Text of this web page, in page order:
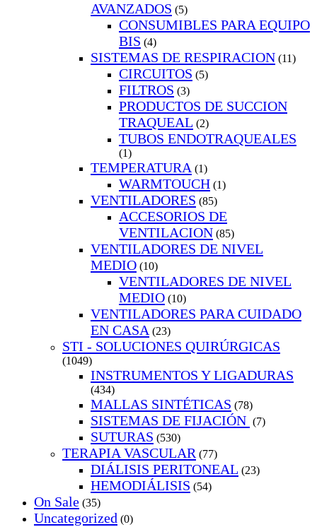
AVANZADOS (5)
CONSUMIBLES PARA EQUIPO
BIS (4)
SISTEMAS DE RESPIRACION (11)
CIRCUITOS (5)
FILTROS (3)
PRODUCTOS DE SUCCION
TRAQUEAL (2)
TUBOS ENDOTRAQUEALES
(1)
TEMPERATURA (1)
WARMTOUCH (1)
VENTILADORES (85)
ACCESORIOS DE
VENTILACION (85)
VENTILADORES DE NIVEL
MEDIO (10)
VENTILADORES DE NIVEL
MEDIO (10)
VENTILADORES PARA CUIDADO
EN CASA (23)
STI - SOLUCIONES QUIRÚRGICAS
(1049)
INSTRUMENTOS Y LIGADURAS
(434)
MALLAS SINTÉTICAS (78)
SISTEMAS DE FIJACIÓN (7)
SUTURAS (530)
TERAPIA VASCULAR (77)
DIÁLISIS PERITONEAL (23)
HEMODIÁLISIS (54)
On Sale (35)
Uncategorized (0)